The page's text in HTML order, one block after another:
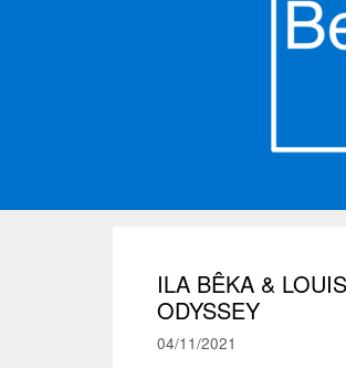
ILA BÊKA &
ODYSSEY
04/11/2021